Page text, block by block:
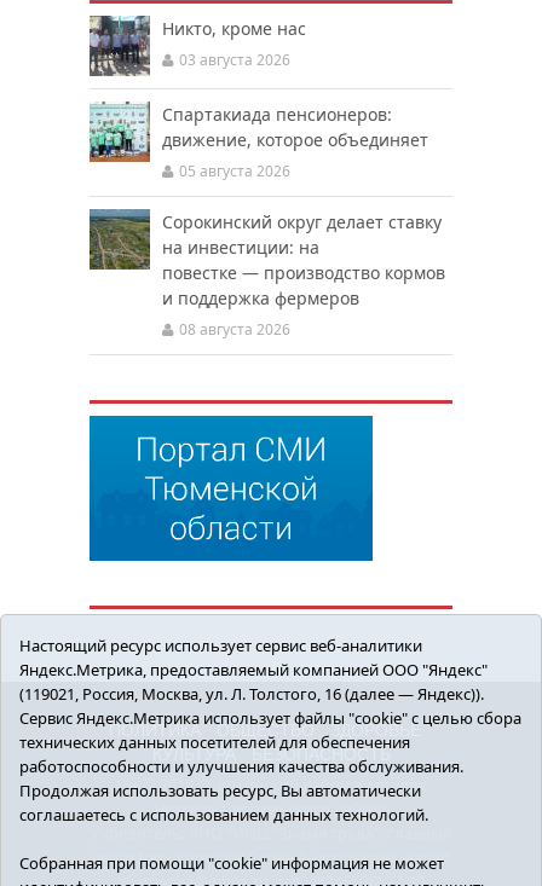
Никто, кроме нас
03 августа 2026
Спартакиада пенсионеров:
движение, которое объединяет
05 августа 2026
Сорокинский округ делает ставку
на инвестиции: на
повестке — производство кормов
и поддержка фермеров
08 августа 2026
ПОЛИТИКА ОБЩЕСТВО
ЗДОРОВЬЕ
КУЛЬТУРА
БЕЗОПАСНОСТЬ
16+ © 2018 Сорокинский район в деталях.
Новости Сорокинского района
редактор - Королюк Елена Анатольевна, e-mail:
znamenka@inbox.ru, тел.: 8(34550)2-27-30
Настоящий ресурс использует сервис веб-аналитики
Яндекс.Метрика, предоставляемый компанией ООО "Яндекс"
(119021, Россия, Москва, ул. Л. Толстого, 16 (далее — Яндекс)).
Сервис Яндекс.Метрика использует файлы "cookie" с целью сбора
технических данных посетителей для обеспечения
работоспособности и улучшения качества обслуживания.
Продолжая использовать ресурс, Вы автоматически
соглашаетесь с использованием данных технологий.
Собранная при помощи "cookie" информация не может